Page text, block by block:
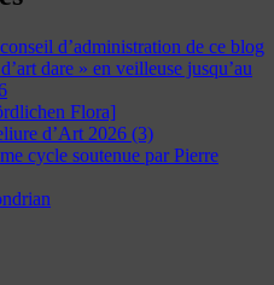
d’administration de ce blog
dare » en veilleuse jusqu’au
Flora]
d’Art 2026 (3)
cycle soutenue par Pierre